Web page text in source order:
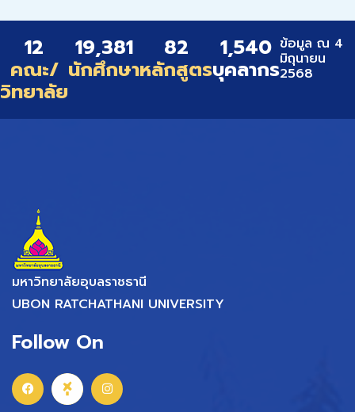
12
คณะ/
วิทยาลัย
19,381
นักศึกษา
82
หลักสูตร
1,540
บุคลากร
ข้อมูล ณ 4
มิถุนายน
2568
มหาวิทยาลัยอุบลราชธานี
UBON RATCHATHANI UNIVERSITY
Follow On